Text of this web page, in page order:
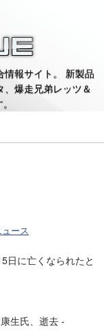
情報サイト。 新製品
爆走兄弟レッツ＆
ュース
日に亡くなられたと
生氏、逝去 -